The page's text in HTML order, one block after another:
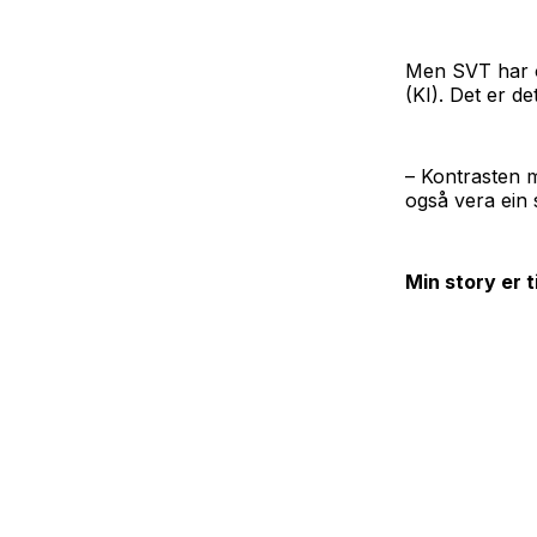
Men SVT har
(KI). Det er
– Kontrasten
også vera ein
Min story er